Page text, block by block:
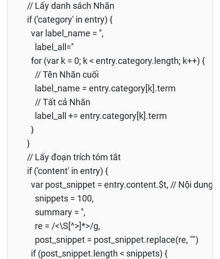
// Lấy danh sách Nhãn
if ('category' in entry) {
var label_name = '',
label_all=''
for (var k = 0; k < entry.category.length; k++) {
// Tên Nhãn cuối
label_name = entry.category[k].term
// Tất cả Nhãn
label_all += entry.category[k].term
}
}
// Lấy đoạn trích tóm tắt
if ('content' in entry) {
var post_snippet = entry.content.$t, // Nội dung
snippets = 100,
summary = '',
re = /<\S[^>]*>/g,
post_snippet = post_snippet.replace(re, "")
if (post_snippet.length < snippets) {